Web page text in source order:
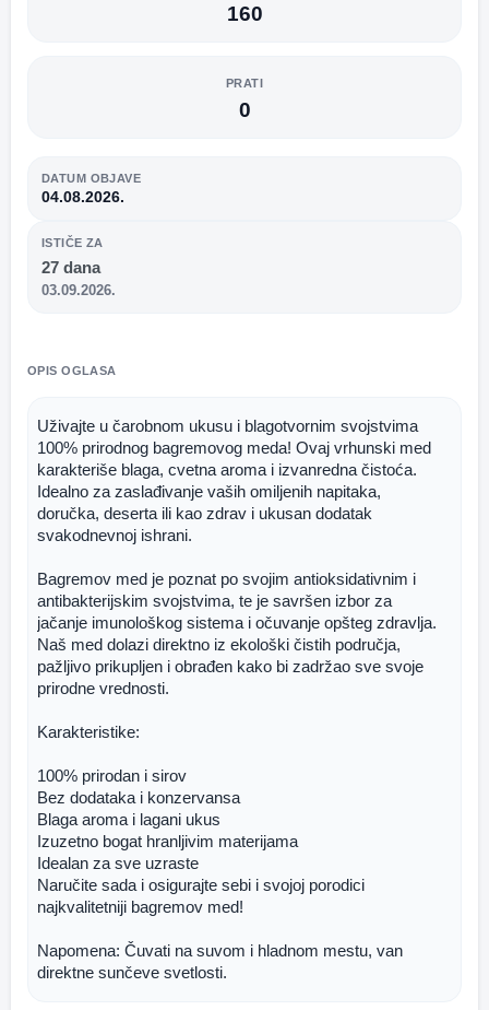
160
PRATI
0
DATUM OBJAVE
04.08.2026.
ISTIČE ZA
27 dana
03.09.2026.
OPIS OGLASA
Uživajte u čarobnom ukusu i blagotvornim svojstvima
100% prirodnog bagremovog meda! Ovaj vrhunski med
karakteriše blaga, cvetna aroma i izvanredna čistoća.
Idealno za zaslađivanje vaših omiljenih napitaka,
doručka, deserta ili kao zdrav i ukusan dodatak
svakodnevnoj ishrani.
Bagremov med je poznat po svojim antioksidativnim i
antibakterijskim svojstvima, te je savršen izbor za
jačanje imunološkog sistema i očuvanje opšteg zdravlja.
Naš med dolazi direktno iz ekološki čistih područja,
pažljivo prikupljen i obrađen kako bi zadržao sve svoje
prirodne vrednosti.
Karakteristike:
100% prirodan i sirov
Bez dodataka i konzervansa
Blaga aroma i lagani ukus
Izuzetno bogat hranljivim materijama
Idealan za sve uzraste
Naručite sada i osigurajte sebi i svojoj porodici
najkvalitetniji bagremov med!
Napomena: Čuvati na suvom i hladnom mestu, van
direktne sunčeve svetlosti.